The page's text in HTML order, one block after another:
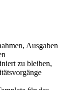
Ausgaben
zu bleiben,